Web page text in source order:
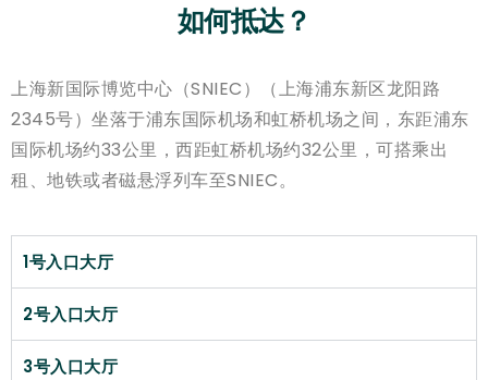
如何抵达？
上海新国际博览中心（SNIEC）（上海浦东新区龙阳路
2345号）坐落于浦东国际机场和虹桥机场之间，东距浦东
国际机场约33公里，西距虹桥机场约32公里，可搭乘出
租、地铁或者磁悬浮列车至SNIEC。
1号入口大厅
2号入口大厅
3号入口大厅